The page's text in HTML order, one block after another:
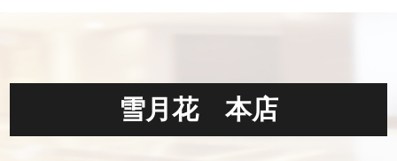
雪月花 本店